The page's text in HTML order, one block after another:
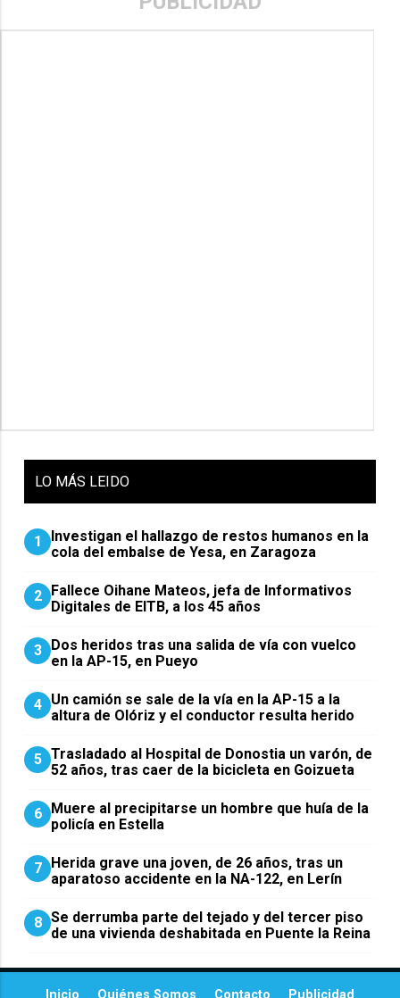
LO MÁS LEIDO
1
Investigan el hallazgo de restos humanos en la
cola del embalse de Yesa, en Zaragoza
2 Fallece Oihane Mateos, jefa de Informativos
Digitales de EITB, a los 45 años
3 Dos heridos tras una salida de vía con vuelco
en la AP-15, en Pueyo
4 Un camión se sale de la vía en la AP-15 a la
altura de Olóriz y el conductor resulta herido
5 Trasladado al Hospital de Donostia un varón, de
52 años, tras caer de la bicicleta en Goizueta
6 Muere al precipitarse un hombre que huía de la
policía en Estella
7 Herida grave una joven, de 26 años, tras un
aparatoso accidente en la NA-122, en Lerín
8 Se derrumba parte del tejado y del tercer piso
de una vivienda deshabitada en Puente la Reina